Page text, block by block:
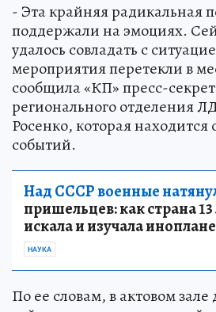
- Эта крайняя радикальная
поддержали на эмоциях.
удалось совладать с
мероприятия перетекли в
сообщила «КП» пресс-
регионального отделения
Росенко, которая находится
событий.
Над СССР военные
пришельцев: как страна
искала и изучала
НАУКА
По ее словам, в актовом зале